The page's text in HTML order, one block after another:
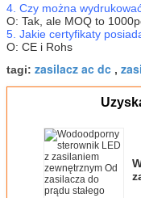
4. Czy można
O: Tak, ale MOQ to
5. Jakie certyfikaty
O: CE i Rohs
tagi: zasilacz ac dc ,